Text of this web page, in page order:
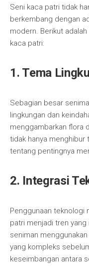
Seni kaca patri tidak
berkembang dengan
modern. Berikut
kaca patri:
1. Tema
Sebagian besar
lingkungan dan
menggambarkan flora
tidak hanya menghibur
tentang pentingnya
2. Integrasi
Penggunaan teknologi
patri menjadi tren
seniman
yang kompleks
keseimbangan antara